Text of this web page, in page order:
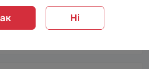
смаками.
18 °C
Ні